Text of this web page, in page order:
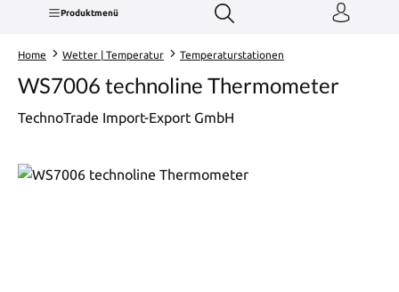
Produktmenü
Home Wetter | Temperatur Temperaturstationen
WS7006 technoline Thermometer
TechnoTrade Import-Export GmbH